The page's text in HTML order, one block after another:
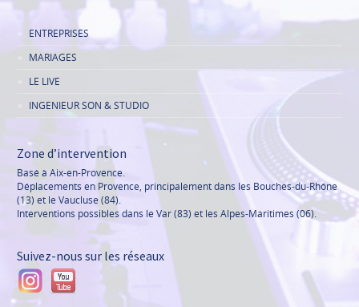
ENTREPRISES
MARIAGES
LE LIVE
INGENIEUR SON & STUDIO
Zone d’intervention
Basé à Aix-en-Provence.
Déplacements en Provence, principalement dans les Bouches-du-Rhône
(13) et le Vaucluse (84).
Interventions possibles dans le Var (83) et les Alpes-Maritimes (06).
Suivez-nous sur les réseaux